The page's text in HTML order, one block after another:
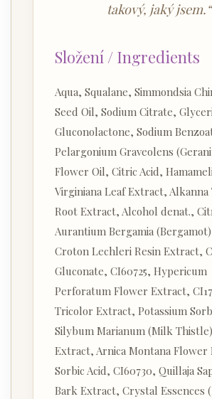
takový, jaký jsem.“
Složení / Ingredients
Aqua, Squalane, Simmondsia
Seed Oil, Sodium Citrate,
Gluconolactone, Sodium
Pelargonium Graveolens
Flower Oil, Citric Acid,
Virginiana Leaf Extract,
Root Extract, Alcohol denat.,
Aurantium Bergamia
Croton Lechleri Resin Extract,
Gluconate, CI60725, Hypericum
Perforatum Flower Extract,
Tricolor Extract, Potassium
Silybum Marianum (Milk
Extract, Arnica Montana Flower
Sorbic Acid, CI60730, Quillaja
Bark Extract, Crystal Essences